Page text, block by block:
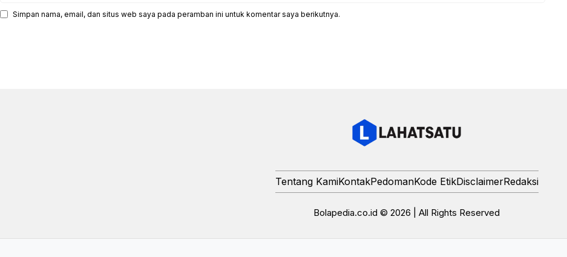
Simpan nama, email, dan situs web saya pada peramban ini untuk komentar saya berikutnya.
Tentang KamiKontakPedomanKode EtikDisclaimerRedaksi
Bolapedia.co.id © 2026 | All Rights Reserved